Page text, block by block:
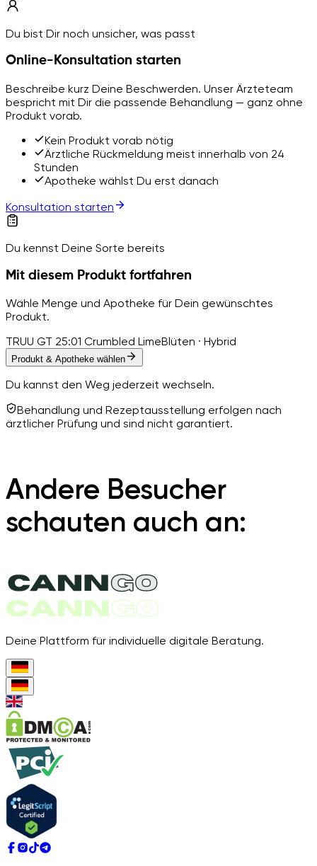
Du bist Dir noch unsicher, was passt
Online-Konsultation starten
Beschreibe kurz Deine Beschwerden. Unser Ärzteteam
bespricht mit Dir die passende Behandlung — ganz ohne
Produkt vorab.
Kein Produkt vorab nötig
Ärztliche Rückmeldung meist innerhalb von 24
Stunden
Apotheke wählst Du erst danach
Konsultation starten
Du kennst Deine Sorte bereits
Mit diesem Produkt fortfahren
Wähle Menge und Apotheke für Dein gewünschtes
Produkt.
TRUU GT 25:01 Crumbled LimeBlüten · Hybrid
Produkt & Apotheke wählen
Du kannst den Weg jederzeit wechseln.
Behandlung und Rezeptausstellung erfolgen nach
ärztlicher Prüfung und sind nicht garantiert.
Andere Besucher
schauten auch an:
Deine Plattform für individuelle digitale Beratung.